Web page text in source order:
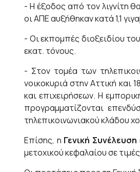
- Η έξοδος από τον λιγνίτη
οι ΑΠΕ αυξήθηκαν κατά 1,1
- Οι εκπομπές διοξειδίου
εκατ. τόνους.
- Στον τομέα των
νοικοκυριά στην Αττική και
και επιχειρήσεων. Η
προγραμματίζονται
τηλεπικοινωνιακού κλάδου
Επίσης, η Γενική Συνέλευση
μετοχικού κεφαλαίου σε